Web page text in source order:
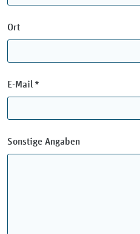
Ort
E-Mail*
Sonstige Angaben